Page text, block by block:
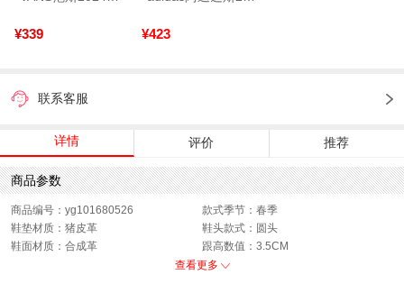
¥339 ¥423
联系客服
详情 评价 推荐
商品参数
商品编号：yg101680526
款式季节：春季
鞋垫材质：猪皮革
鞋头款式：圆头
鞋面材质：合成革
跟高数值：3.5CM
鞋面内里材质：织物
查看更多